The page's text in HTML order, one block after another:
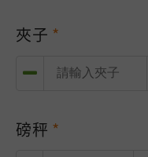
夾子
磅秤